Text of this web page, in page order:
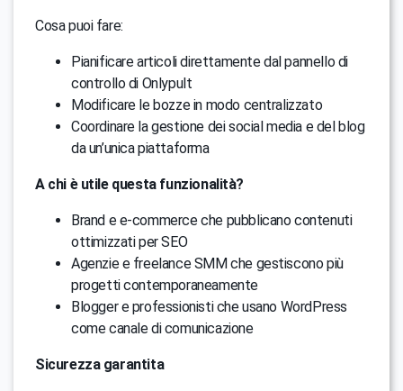
Cosa puoi fare:
Pianificare articoli direttamente dal pannello di
controllo di Onlypult
Modificare le bozze in modo centralizzato
Coordinare la gestione dei social media e del blog
da un’unica piattaforma
A chi è utile questa funzionalità?
Brand e e-commerce che pubblicano contenuti
ottimizzati per SEO
Agenzie e freelance SMM che gestiscono più
progetti contemporaneamente
Blogger e professionisti che usano WordPress
come canale di comunicazione
Sicurezza garantita